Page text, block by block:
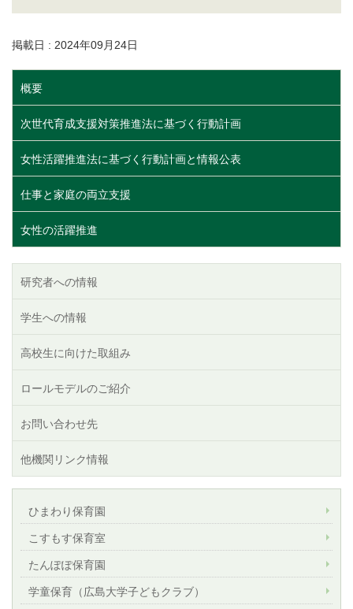
掲載日 : 2024年09月24日
概要
次世代育成支援対策推進法に基づく行動計画
女性活躍推進法に基づく行動計画と情報公表
仕事と家庭の両立支援
女性の活躍推進
研究者への情報
学生への情報
高校生に向けた取組み
ロールモデルのご紹介
お問い合わせ先
他機関リンク情報
ひまわり保育園
こすもす保育室
たんぽぽ保育園
学童保育（広島大学子どもクラブ）